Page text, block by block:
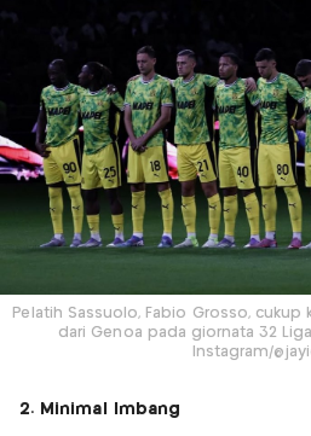
Pelatih Sassuolo, Fabio Grosso, cukup
dari Genoa pada giornata 32
Instagram/
2. Minimal Imbang